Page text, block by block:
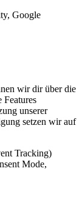
Google
wir dir über die
Features
unserer
setzen wir auf
Tracking)
Mode,